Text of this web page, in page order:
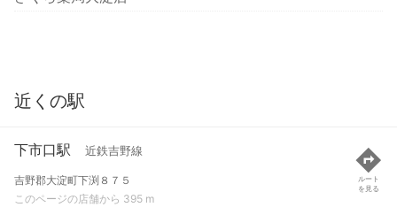
近くの駅
下市口駅 近鉄吉野線
吉野郡大淀町下渕８７５
このページの店舗から 395 m
ルート
を見る